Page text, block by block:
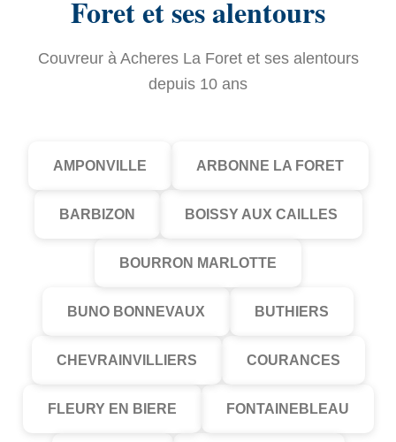
Foret et ses alentours
Couvreur à Acheres La Foret et ses alentours
depuis 10 ans
AMPONVILLE ARBONNE LA FORET
BARBIZON BOISSY AUX CAILLES
BOURRON MARLOTTE
BUNO BONNEVAUX BUTHIERS
CHEVRAINVILLIERS COURANCES
FLEURY EN BIERE FONTAINEBLEAU